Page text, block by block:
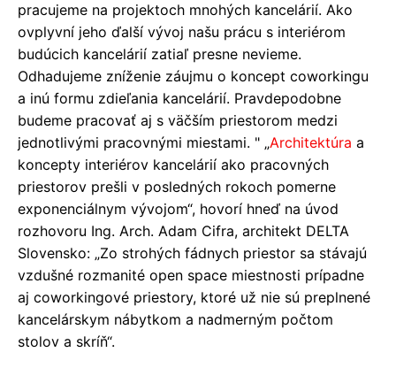
pracujeme na projektoch mnohých kancelárií. Ako
ovplyvní jeho ďalší vývoj našu prácu s interiérom
budúcich kancelárií zatiaľ presne nevieme.
Odhadujeme zníženie záujmu o koncept coworkingu
a inú formu zdieľania kancelárií. Pravdepodobne
budeme pracovať aj s väčším priestorom medzi
jednotlivými pracovnými miestami. " „Architektúra a
koncepty interiérov kancelárií ako pracovných
priestorov prešli v posledných rokoch pomerne
exponenciálnym vývojom“, hovorí hneď na úvod
rozhovoru Ing. Arch. Adam Cifra, architekt DELTA
Slovensko: „Zo strohých fádnych priestor sa stávajú
vzdušné rozmanité open space miestnosti prípadne
aj coworkingové priestory, ktoré už nie sú preplnené
kancelárskym nábytkom a nadmerným počtom
stolov a skríň“.